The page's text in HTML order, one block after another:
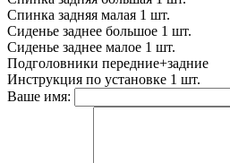
Спинка задняя малая 1 шт.
Сиденье заднее большое 1 шт.
Сиденье заднее малое 1 шт.
Подголовники передние+задние
Инструкция по установке 1 шт.
Ваше имя: